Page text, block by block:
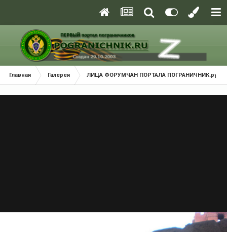
Главная Галерея ЛИЦА ФОРУМЧАН ПОРТАЛА ПОГРАНИЧНИК.ру